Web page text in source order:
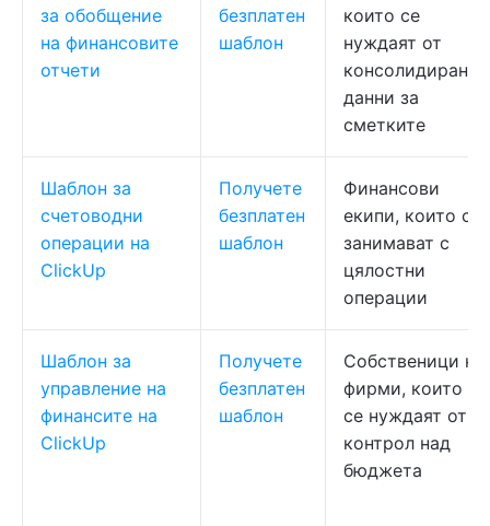
за обобщение
на финансовите
отчети
безплатен
шаблон
които се
нуждаят от
консолидирани
данни за
сметките
Шаблон за
счетоводни
операции на
ClickUp
Получете
безплатен
шаблон
Финансови
екипи, които се
занимават с
цялостни
операции
Шаблон за
управление на
финансите на
ClickUp
Получете
безплатен
шаблон
Собственици на
фирми, които
се нуждаят от
контрол над
бюджета